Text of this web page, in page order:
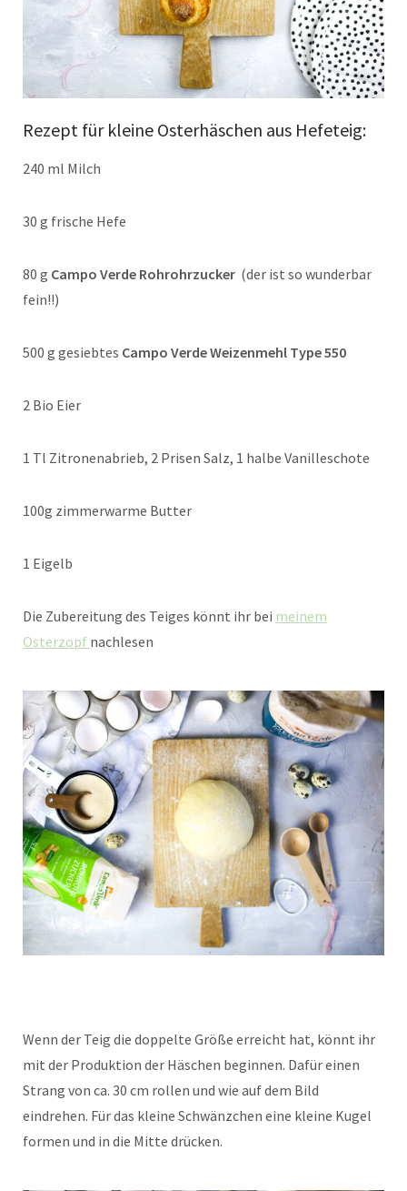
Rezept für kleine Osterhäschen aus Hefeteig:
240 ml Milch
30 g frische Hefe
80 g Campo Verde Rohrohrzucker (der ist so wunderbar
fein!!)
500 g gesiebtes Campo Verde Weizenmehl Type 550
2 Bio Eier
1 Tl Zitronenabrieb, 2 Prisen Salz, 1 halbe Vanilleschote
100g zimmerwarme Butter
1 Eigelb
Die Zubereitung des Teiges könnt ihr bei meinem
Osterzopf nachlesen
Wenn der Teig die doppelte Größe erreicht hat, könnt ihr
mit der Produktion der Häschen beginnen. Dafür einen
Strang von ca. 30 cm rollen und wie auf dem Bild
eindrehen. Für das kleine Schwänzchen eine kleine Kugel
formen und in die Mitte drücken.